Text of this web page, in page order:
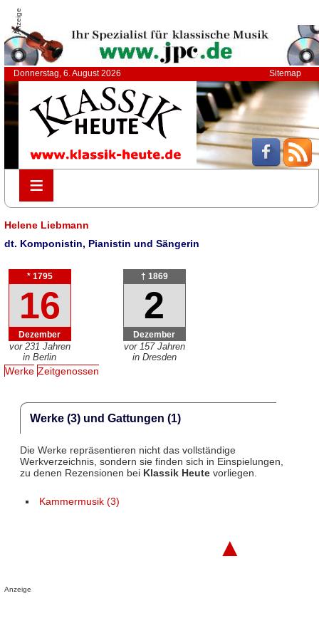
Anzeige
Donnerstag, 6. August 2026 Sitemap
≡
≡
Helene Liebmann
dt. Komponistin, Pianistin und Sängerin
* 1795
16
Dezember
vor 231 Jahren
in Berlin
† 1869
2
Dezember
vor 157 Jahren
in Dresden
Werke Zeitgenossen
Werke (3) und Gattungen (1)
Die Werke repräsentieren nicht das vollständige
Werkverzeichnis, sondern sie finden sich in Einspielungen,
zu denen Rezensionen bei Klassik Heutevorliegen.
Kammermusik (3)
▲
Anzeige